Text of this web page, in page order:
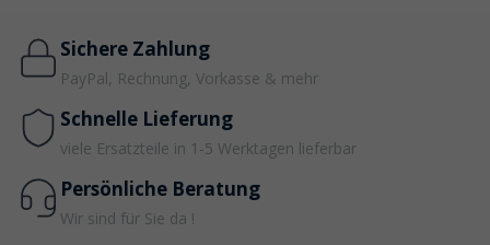
Sichere Zahlung
PayPal, Rechnung, Vorkasse & mehr
Schnelle Lieferung
viele Ersatzteile in 1-5 Werktagen lieferbar
Persönliche Beratung
Wir sind für Sie da !